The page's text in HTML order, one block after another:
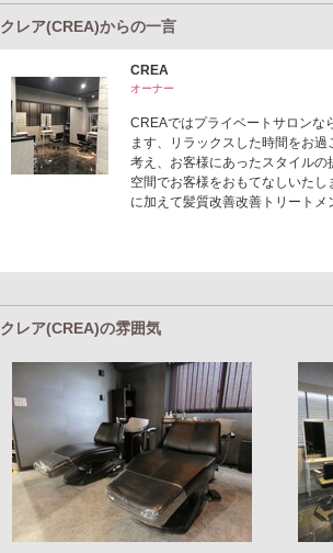
クレア(CREA)からの一言
CREA
オーナー
CREAではプライベートサロンな
ます、リラックスした時間をお
考え、お客様にあったスタイル
空間でお客様をおもてなしいた
に加えて髪質改善改善トリートメ
クレア(CREA)の雰囲気